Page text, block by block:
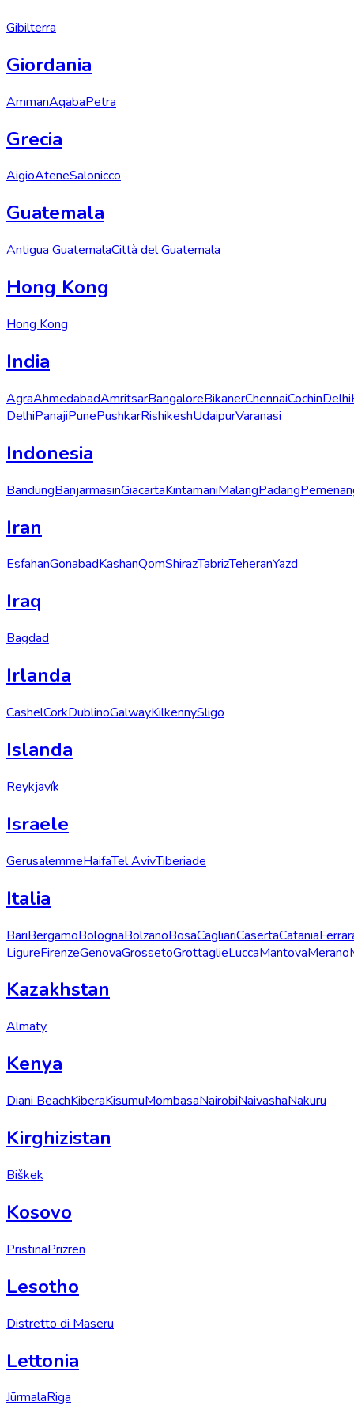
Gibilterra
Giordania
AmmanAqabaPetra
Grecia
AigioAteneSalonicco
Guatemala
Antigua GuatemalaCittà del Guatemala
Hong Kong
Hong Kong
India
AgraAhmedabadAmritsarBangaloreBikanerChennaiCochinDelhi
DelhiPanajiPunePushkarRishikeshUdaipurVaranasi
Indonesia
BandungBanjarmasinGiacartaKintamaniMalangPadang
Iran
EsfahanGonabadKashanQomShirazTabrizTeheranYazd
Iraq
Bagdad
Irlanda
CashelCorkDublinoGalwayKilkennySligo
Islanda
Reykjavík
Israele
GerusalemmeHaifaTel AvivTiberiade
Italia
BariBergamoBolognaBolzanoBosaCagliariCasertaCatania
LigureFirenzeGenovaGrossetoGrottaglieLuccaMantovaMerano
Kazakhstan
Almaty
Kenya
Diani BeachKiberaKisumuMombasaNairobiNaivashaNakuru
Kirghizistan
Biškek
Kosovo
PristinaPrizren
Lesotho
Distretto di Maseru
Lettonia
JūrmalaRiga